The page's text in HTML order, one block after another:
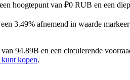
hoogtepunt van ₽0 RUB en een
3.49% afnemend in waarde
94.89B en een circulerende
kopen.